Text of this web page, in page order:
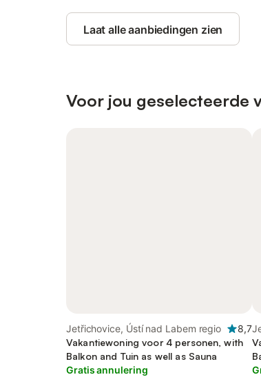
Laat alle aanbiedingen zien
Voor jou geselecteerde
Jetřichovice, Ústí nad Labem regio
8,7
Vakantiewoning voor 4 personen, with
Balkon and Tuin as well as Sauna
Gratis annulering